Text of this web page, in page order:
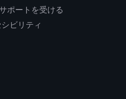
ポートを受ける
ビリティ